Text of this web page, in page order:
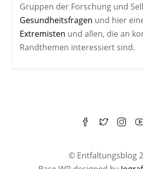
Gruppen der Forschung und
Gesundheitsfragen und hier
Extremisten und allen, die an
Randthemen interessiert sind.
© Entfaltungsblog